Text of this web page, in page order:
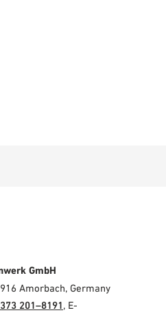
GmbH
Amorbach, Germany
201–8191, E-